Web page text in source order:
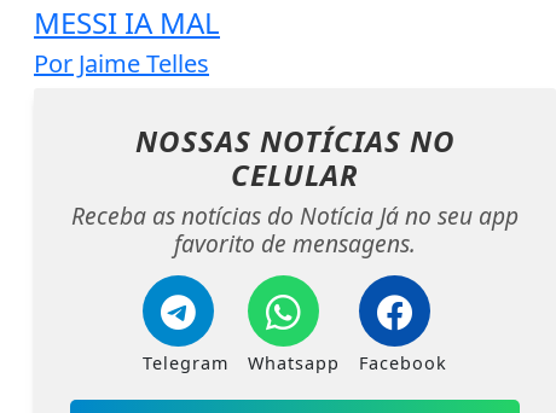
MESSI IA MAL
Por Jaime Telles
NOSSAS NOTÍCIAS NO
CELULAR
Receba as notícias do Notícia Já no seu app
favorito de mensagens.
Telegram Whatsapp Facebook